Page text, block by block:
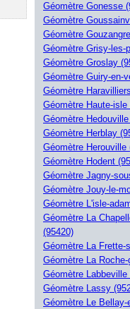
Géomètre Gonesse
Géomètre
Géomètre
Géomètre Grisy-les-
Géomètre Groslay
Géomètre Guiry-en-
Géomètre
Géomètre Haute-isle
Géomètre
Géomètre Herblay
Géomètre Herouville
Géomètre Hodent
Géomètre Jagny-
Géomètre Jouy-le-
Géomètre L'isle-
Géomètre La
(95420)
Géomètre La Frette-
Géomètre La
Géomètre Labbeville
Géomètre Lassy
Géomètre Le Bellay-